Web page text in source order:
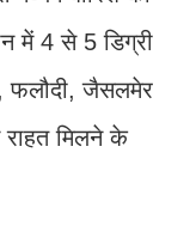
में 4 से 5 डिग्री
फलौदी, जैसलमेर
राहत मिलने के